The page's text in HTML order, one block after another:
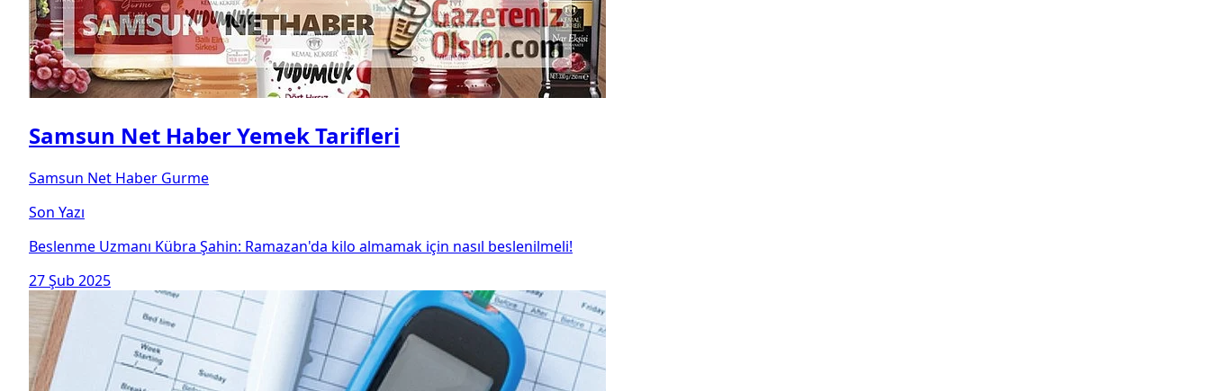
Samsun Net Haber Yemek Tarifleri
Samsun Net Haber Gurme
Son Yazı
Beslenme Uzmanı Kübra Şahin: Ramazan'da kilo almamak için nasıl beslenilmeli!
27 Şub 2025